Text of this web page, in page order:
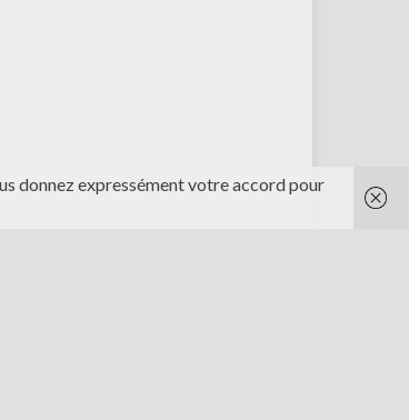
donnez expressément votre accord pour